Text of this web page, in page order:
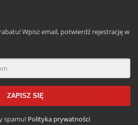
Wpisz email, potwierdź rejestrację w
spamu! Polityka prywatności